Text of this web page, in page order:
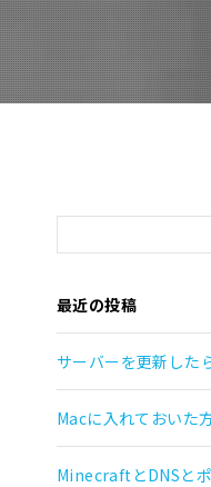
最近の投稿
サーバーを更新した
Macに入れておいた
MinecraftとDNSと